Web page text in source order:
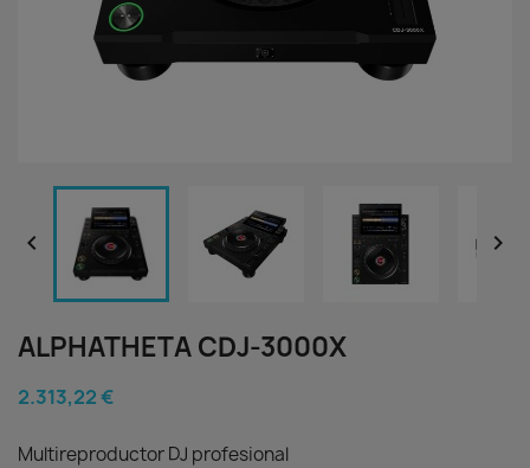
 
ALPHATHETA CDJ-3000X
2.313,22 €
Multireproductor DJ profesional